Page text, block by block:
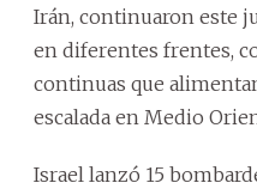
Irán, continuaron este
en diferentes frentes,
continuas que
escalada en Medio
Israel lanzó 15